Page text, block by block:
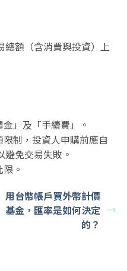
總額（含消費與投資）上
」及「手續費」。
制，投資人申購前應自
免交易失敗。
。
用台幣帳戶買外幣計價
基金，匯率是如何決定
的？